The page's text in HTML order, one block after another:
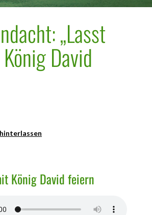
„Lasst
David
König David feiern